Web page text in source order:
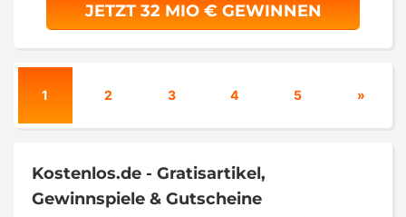
JETZT 32 MIO € GEWINNEN
1 2 3 4 5 »
Kostenlos.de - Gratisartikel,
Gewinnspiele & Gutscheine